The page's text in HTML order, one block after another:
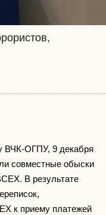
ВЧК-ОГПУ, 9 декабря
совместные обыски
В результате
к приему платежей